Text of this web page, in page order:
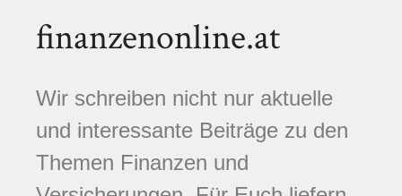
finanzenonline.at
Wir schreiben nicht nur aktuelle
und interessante Beiträge zu den
Themen Finanzen und